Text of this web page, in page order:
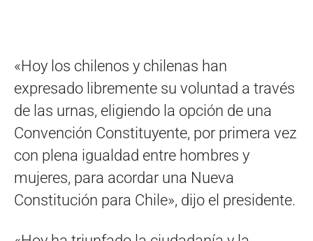
«Hoy los chilenos y chilenas han
expresado libremente su voluntad a través
de las urnas, eligiendo la opción de una
Convención Constituyente, por primera vez
con plena igualdad entre hombres y
mujeres, para acordar una Nueva
Constitución para Chile», dijo el presidente.